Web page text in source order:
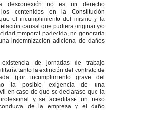
desconexión no es un derecho
contenidos en la Constitución
el incumplimiento del mismo y la
causal que pudiera originar y/o
temporal padecida, no generaría
indemnización adicional de daños
de jornadas de trabajo
tanto la extinción del contrato de
(por incumplimiento grave del
la posible exigencia de una
en caso de que se declarase que la
y se acreditase un nexo
de la empresa y el daño